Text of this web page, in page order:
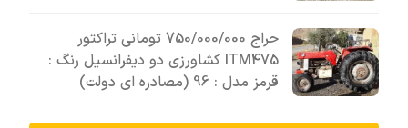
حراج 750/000/000 تومانی تراکتور
ITM475 کشاورزی دو دیفرانسیل رنگ :
قرمز مدل : 96 (مصادره ای دولت)